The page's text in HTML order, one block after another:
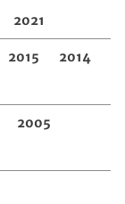
2021
2015
2014
2005